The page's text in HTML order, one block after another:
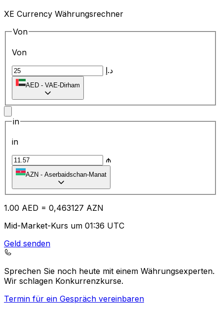
XE Currency Währungsrechner
Von
Von
د.إ
AED - VAE-Dirham
in
in
₼
AZN - Aserbaidschan-Manat
1.00 AED = 0,463127 AZN
Mid-Market-Kurs um 01:36 UTC
Geld senden
Sprechen Sie noch heute mit einem Währungsexperten.
Wir schlagen Konkurrenzkurse.
Termin für ein Gespräch vereinbaren